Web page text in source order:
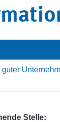
guter
Stelle: